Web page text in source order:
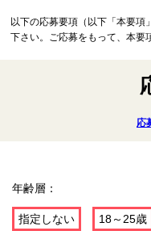
以下の応募要項（以下「本要項
下さい。ご応募をもって、本要
応
年齢層：
指定しない 18～25歳